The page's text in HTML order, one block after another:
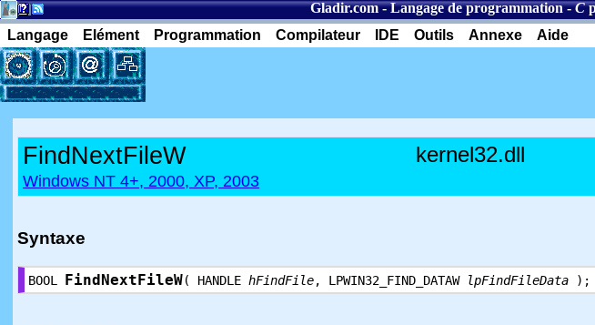
Gladir.com-Langage de programmation-C
Langage
Elément Programmation Compilateur IDE Outils Annexe Aide
FindNextFileW kernel32.dll
Windows NT 4+, 2000, XP, 2003
Syntaxe
BOOL FindNextFileW( HANDLE hFindFile, LPWIN32_FIND_DATAW lpFindFileData );